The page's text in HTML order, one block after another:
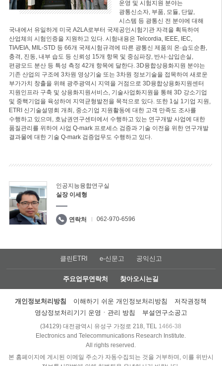
운영 및 시험지원 분야는
광통신소자, 부품, 모듈, 단말,
시스템 등 광통신 전 분야에 대해
국내에서 유일하게 미국 A2LA로부터 국제공인시험기관 자격을 획득하여
산업체의 시험인증을 지원하고 있다. 시험내용은 Telcordia, IEEE, IEC,
TIA/EIA, MIL-STD 등 66개 국제시험규격에 따른 광통신 제품의 온·습도순환,
충격, 진동, 내부 습도 등 신뢰성 15개 항목 및 중심파장, 반사·삽입손실,
편광모드 분산 등 특성 측정 42개 항목에 달한다. 3D융합상용화지원 분야는
기존 산업의 구조에 3차원 영상기술 또는 3차원 정보기술을 접목하여 새로운
부가가치 창출을 위해 광주광역시 지역을 거점으로 3D융합상용화지원센터
지원인프라 구축 및 상용화지원서비스, 기술사업화지원을 통해 3D 강소기업
및 중핵기업을 육성하여 지역균형발전을 목적으로 있다. 또한 1실 1기업 지원,
ETRI 신기술설명회 개최, 중소기업 지원활동에 대한 고객 만족도 조사를
수행하고 있으며, 호남권연구센터에서 수행하고 있는 연구개발 사업에 대한
품질관리를 위하여 사업 Q-mark 프로세스 검증과 기술 이전을 위한 연구개발
결과물에 대한 기술 Q-mark 검증업무도 수행하고 있다.
인공지능융합연구실
실장 이세형
연락처 062-970-6596
클린ETRI e-신문고 공익신고
주요업무연락처 찾아오시는길
개인정보처리방침 이해하기 쉬운 개인정보처리방침
저작권정책
영상정보처리기기 운영ㆍ관리 방침
부설연구소공고
(34129) 대전광역시 유성구 가정로 218, TEL 1466-38
Electronics and Telecommunications Research Institute.
All rights reserved.
본 홈페이지에 게시된 이메일 주소가 자동수집되는 것을 거부하며, 이를 위반시